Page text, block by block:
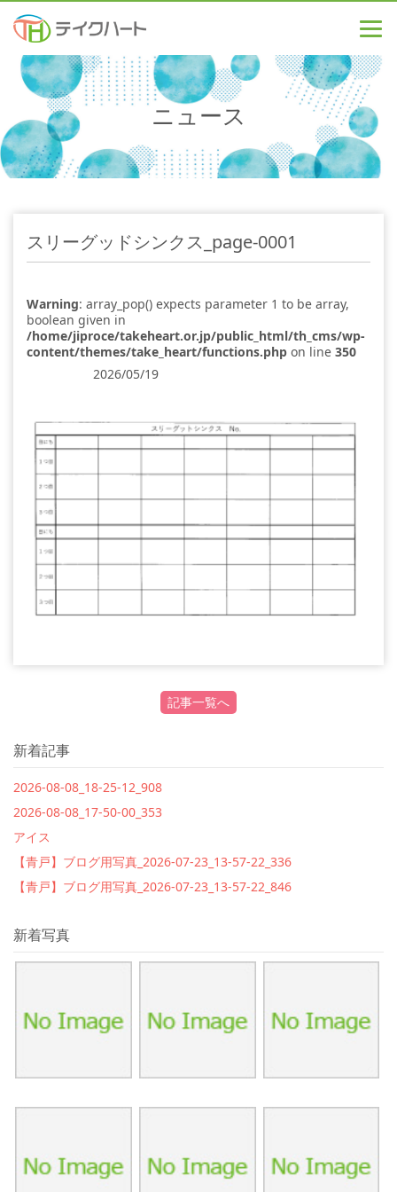
ニュース
スリーグッドシンクス_page-0001
Warning: array_pop() expects parameter 1 to be array,
boolean given in
/home/jiproce/takeheart.or.jp/public_html/th_cms/wp-
content/themes/take_heart/functions.php on line 350
2026/05/19
記事一覧へ
新着記事
2026-08-08_18-25-12_908
2026-08-08_17-50-00_353
アイス
【青戸】ブログ用写真_2026-07-23_13-57-22_336
【青戸】ブログ用写真_2026-07-23_13-57-22_846
新着写真